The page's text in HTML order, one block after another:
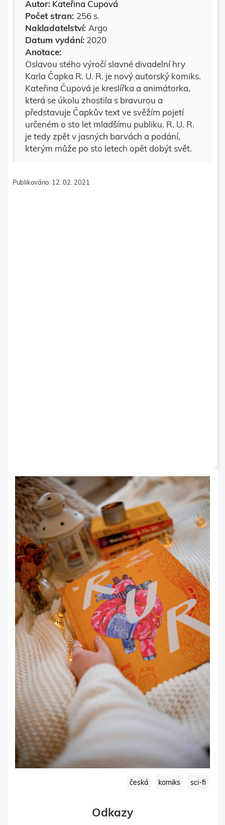
Autor: Kateřina Čupová
Počet stran: 256 s.
Nakladatelství: Argo
Datum vydání: 2020
Anotace:
Oslavou stého výročí slavné divadelní hry
Karla Čapka R. U. R. je nový autorský komiks.
Kateřina Čupová je kreslířka a animátorka,
která se úkolu zhostila s bravurou a
představuje Čapkův text ve svěžím pojetí
určeném o sto let mladšímu publiku. R. U. R.
je tedy zpět v jasných barvách a podání,
kterým může po sto letech opět dobýt svět.
Publikováno: 12. 02. 2021
česká komiks sci-fi
Odkazy